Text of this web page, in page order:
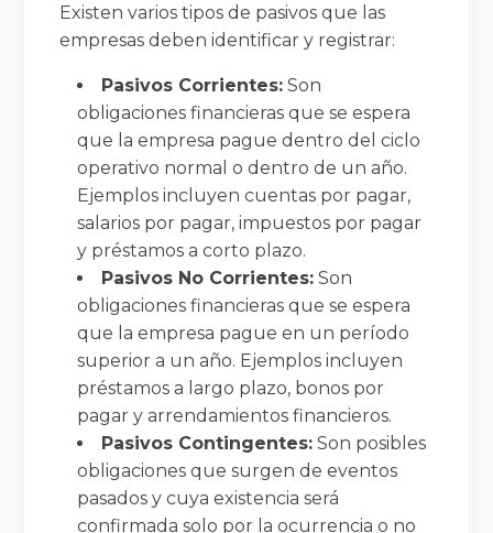
Existen varios tipos de pasivos que las
empresas deben identificar y registrar:
Pasivos Corrientes: Son
obligaciones financieras que se espera
que la empresa pague dentro del ciclo
operativo normal o dentro de un año.
Ejemplos incluyen cuentas por pagar,
salarios por pagar, impuestos por pagar
y préstamos a corto plazo.
Pasivos No Corrientes: Son
obligaciones financieras que se espera
que la empresa pague en un período
superior a un año. Ejemplos incluyen
préstamos a largo plazo, bonos por
pagar y arrendamientos financieros.
Pasivos Contingentes: Son posibles
obligaciones que surgen de eventos
pasados y cuya existencia será
confirmada solo por la ocurrencia o no